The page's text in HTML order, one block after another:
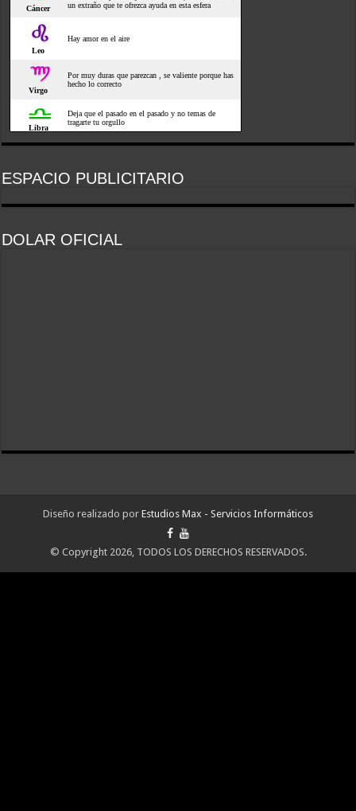
ESPACIO PUBLICITARIO
DOLAR OFICIAL
Diseño realizado por Estudios Max - Servicios Informáticos
© Copyright 2026, TODOS LOS DERECHOS RESERVADOS.